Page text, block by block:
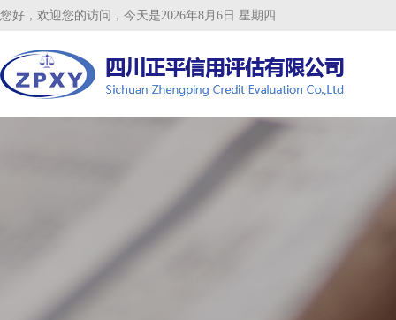
您好，欢迎您的访问，今天是2026年8月6日 星期四